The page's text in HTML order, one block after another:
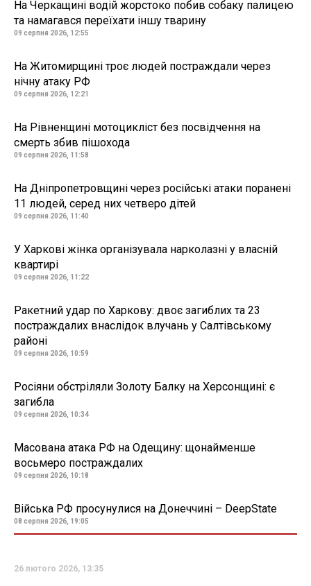
На Черкащині водій жорстоко побив собаку палицею
та намагався переїхати іншу тварину
09 серпня 2026, 12:55
На Житомирщині троє людей постраждали через
нічну атаку РФ
09 серпня 2026, 12:21
На Рівненщині мотоцикліст без посвідчення на
смерть збив пішохода
09 серпня 2026, 11:58
На Дніпропетровщині через російські атаки поранені
11 людей, серед них четверо дітей
09 серпня 2026, 11:40
У Харкові жінка організувала нарколазні у власній
квартирі
09 серпня 2026, 11:22
Ракетний удар по Харкову: двоє загиблих та 23
постраждалих внаслідок влучань у Салтівському
районі
09 серпня 2026, 10:59
Росіяни обстріляли Золоту Балку на Херсонщині: є
загибла
09 серпня 2026, 10:34
Масована атака РФ на Одещину: щонайменше
восьмеро постраждалих
09 серпня 2026, 10:18
Війська РФ просунулися на Донеччині – DeepState
08 серпня 2026, 19:05
26 лютого 2026, 13:35